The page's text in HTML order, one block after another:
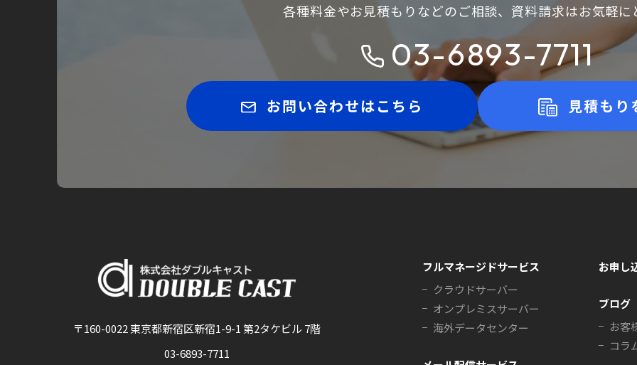
各種料金やお見積もりなどのご相談、 資料請求はお気軽に
03-6893-7711
お問い合わせはこちら 見積もり
〒160-0022 東京都新宿区新宿1-9-1 第2タケビル 7階
03-6893-7711
フルマネージドサービス
クラウドサーバー
オンプレミスサーバー
海外データセンター
お申し
ブログ
お客
コラ